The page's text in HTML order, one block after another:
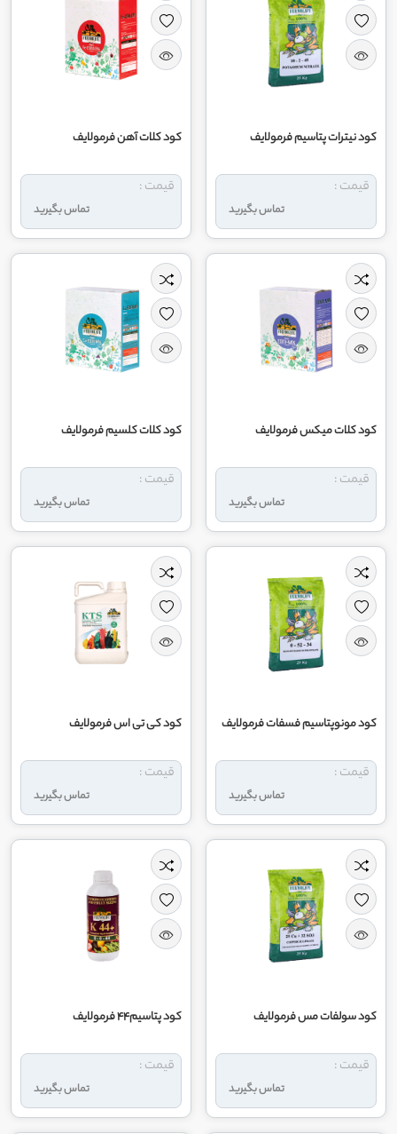
کود نیترات پتاسیم فرمولایف
تماس بگیرید
قیمت :
کود کلات آهن فرمولایف
تماس بگیرید
قیمت :
کود کلات میکس فرمولایف
تماس بگیرید
قیمت :
کود کلات کلسیم فرمولایف
تماس بگیرید
قیمت :
کود مونوپتاسیم فسفات فرمولایف
تماس بگیرید
قیمت :
کود کی تی اس فرمولایف
تماس بگیرید
قیمت :
کود سولفات مس فرمولایف
تماس بگیرید
قیمت :
کود پتاسیم44 فرمولایف
تماس بگیرید
قیمت :